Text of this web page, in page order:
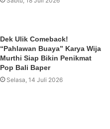
Dek Ulik Comeback!
“Pahlawan Buaya” Karya Wija
Murthi Siap Bikin Penikmat
Pop Bali Baper
Selasa, 14 Juli 2026